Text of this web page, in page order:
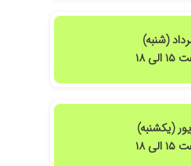
۱۸
۱۸